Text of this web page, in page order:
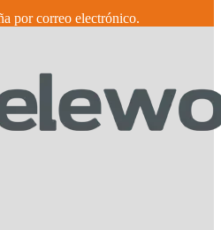
por correo electrónico.